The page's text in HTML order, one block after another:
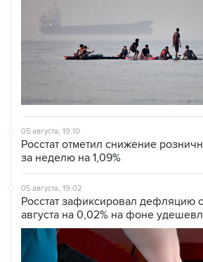
05 августа, 19:10
Росстат отметил снижение
за неделю на 1,09%
05 августа, 19:02
Росстат зафиксировал дефляцию
августа на 0,02% на фоне